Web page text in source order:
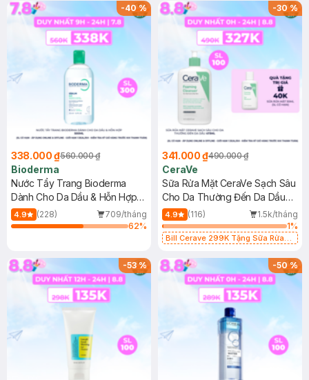
-40%
338.000 ₫560.000 ₫
Bioderma
Nước Tẩy Trang Bioderma
Dành Cho Da Dầu & Hỗn Hợp
500ml
4.9 (228)
709/tháng
62%
-30%
341.000 ₫490.000 ₫
CeraVe
Sữa Rửa Mặt CeraVe Sạch Sâu
Cho Da Thường Đến Da Dầu
473ml
4.9 (116)
1.5k/tháng
1%
Bill Cerave 299K Tặng Sữa Rửa
-53% -50%